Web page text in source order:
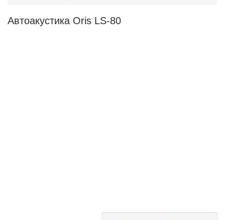
Автоакустика Oris LS-80